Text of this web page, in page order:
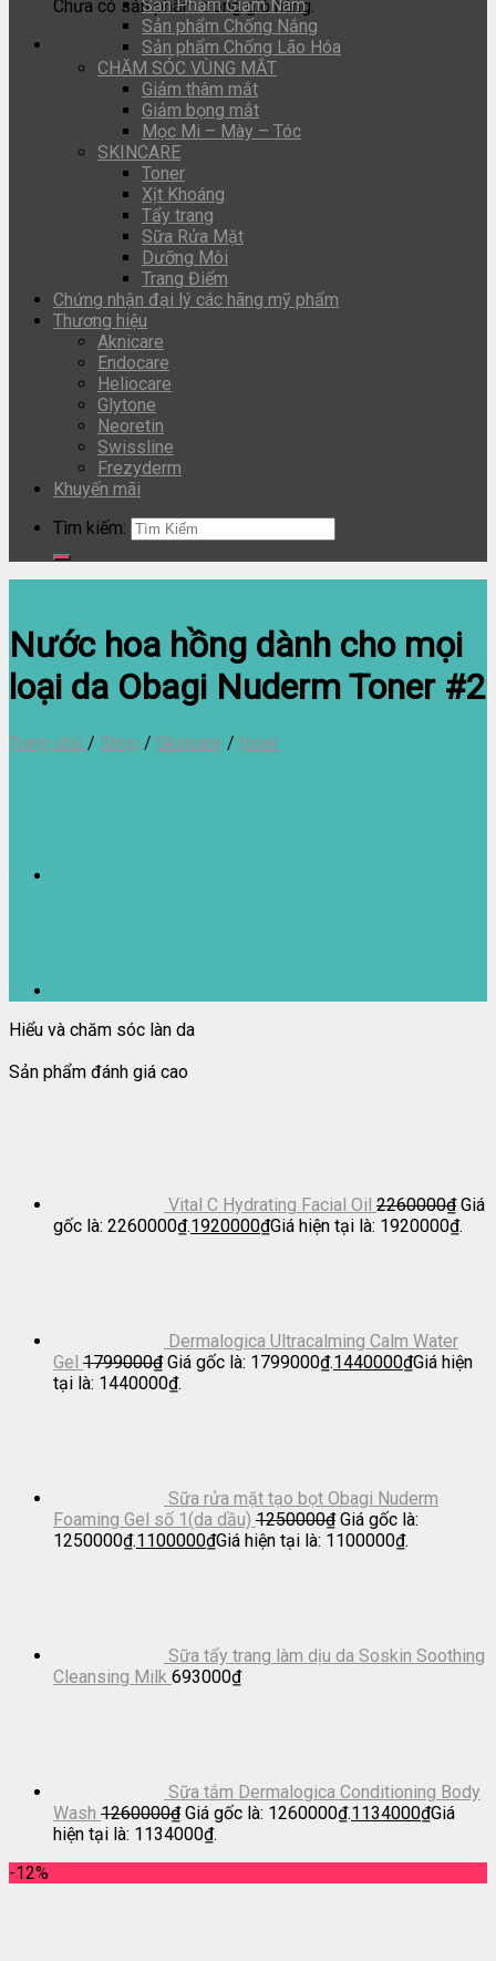
Chưa có sản phẩm trong giỏ hàng.
Sản Phẩm Giảm Nám
Sản phẩm Chống Nắng
Sản phẩm Chống Lão Hóa
CHĂM SÓC VÙNG MẮT
Giảm thâm mắt
Giảm bọng mắt
Mọc Mi – Mày – Tóc
SKINCARE
Toner
Xịt Khoáng
Tẩy trang
Sữa Rửa Mặt
Dưỡng Môi
Trang Điểm
Chứng nhận đại lý các hãng mỹ phẩm
Thương hiệu
Aknicare
Endocare
Heliocare
Glytone
Neoretin
Swissline
Frezyderm
Khuyến mãi
Tìm kiếm:
Nước hoa hồng dành cho mọi
loại da Obagi Nuderm Toner #2
Trang chủ / Shop / Skincare / toner
Hiểu và chăm sóc làn da
Sản phẩm đánh giá cao
Vital C Hydrating Facial Oil 2260000₫ Giá
gốc là: 2260000₫.1920000₫Giá hiện tại là: 1920000₫.
Dermalogica Ultracalming Calm Water
Gel 1799000₫ Giá gốc là: 1799000₫.1440000₫Giá hiện
tại là: 1440000₫.
Sữa rửa mặt tạo bọt Obagi Nuderm
Foaming Gel số 1(da dầu) 1250000₫ Giá gốc là:
1250000₫.1100000₫Giá hiện tại là: 1100000₫.
Sữa tẩy trang làm dịu da Soskin Soothing
Cleansing Milk 693000₫
Sữa tắm Dermalogica Conditioning Body
Wash 1260000₫ Giá gốc là: 1260000₫.1134000₫Giá
hiện tại là: 1134000₫.
-12%